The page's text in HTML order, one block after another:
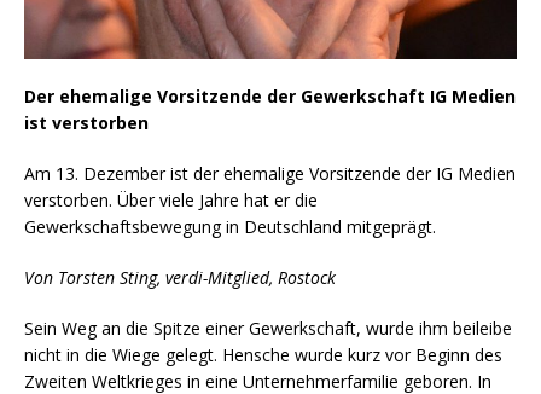
Der ehemalige Vorsitzende der Gewerkschaft IG Medien
ist verstorben
Am 13. Dezember ist der ehemalige Vorsitzende der IG Medien
verstorben. Über viele Jahre hat er die
Gewerkschaftsbewegung in Deutschland mitgeprägt.
Von Torsten Sting, verdi-Mitglied, Rostock
Sein Weg an die Spitze einer Gewerkschaft, wurde ihm beileibe
nicht in die Wiege gelegt. Hensche wurde kurz vor Beginn des
Zweiten Weltkrieges in eine Unternehmerfamilie geboren. In